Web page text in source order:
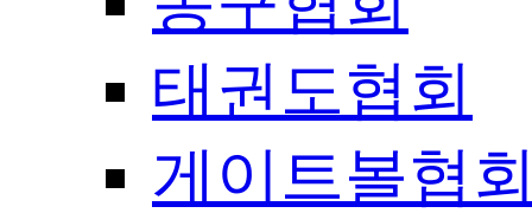
태권도협회
게이트볼협